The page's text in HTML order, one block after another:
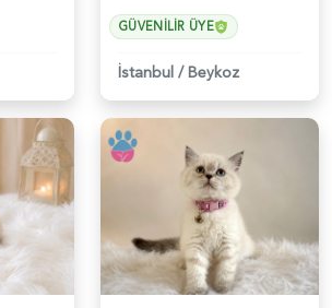
GÜVENILIR ÜYE
İstanbul /Beykoz